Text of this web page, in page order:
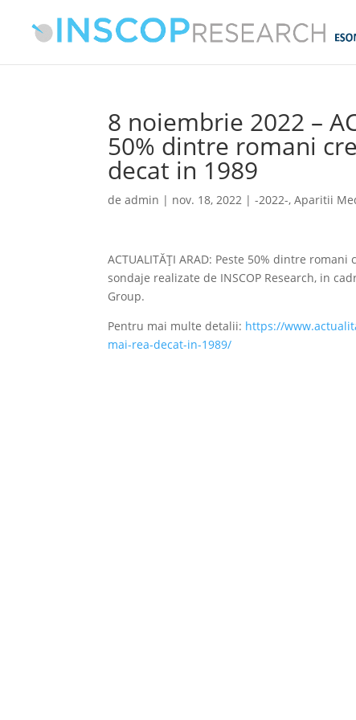
8 noiembrie 2022 –
50% dintre romani
decat in 1989
deadmin | nov. 18, 2022 |-2022-,Aparitii
ACTUALITĂȚI ARAD: Peste 50% dintre
sondaje realizate de INSCOP Research, in
Group.
Pentru mai multe detalii: https://
mai-rea-decat-in-1989/